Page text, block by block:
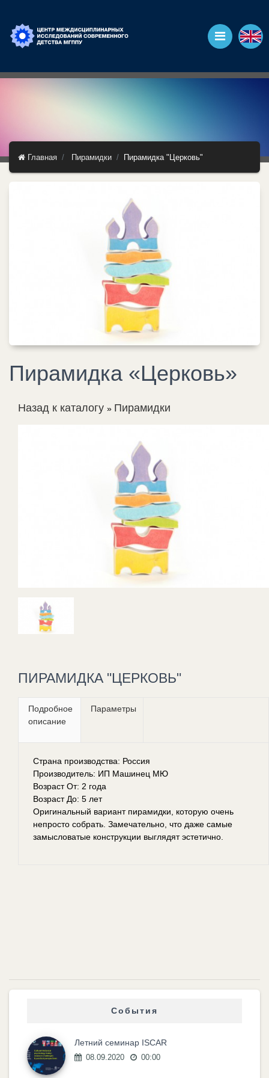
Главная Пирамидки Пирамидка "Церковь"
Пирамидка «Церковь»
Назад к каталогу Пирамидки
ПИРАМИДКА "ЦЕРКОВЬ"
Подробное
описание
Параметры
Страна производства: Россия
Производитель: ИП Машинец МЮ
Возраст От: 2 года
Возраст До: 5 лет
Оригинальный вариант пирамидки, которую очень
непросто собрать. Замечательно, что даже самые
замысловатые конструкции выглядят эстетично.
События
Летний семинар ISCAR
08.09.2020 00:00